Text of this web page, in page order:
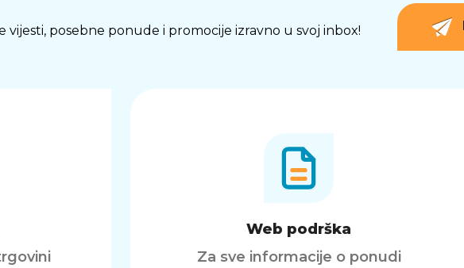
vijesti, posebne ponude i promocije izravno u svoj inbox!
Web podrška
Za sve informacije o ponudi